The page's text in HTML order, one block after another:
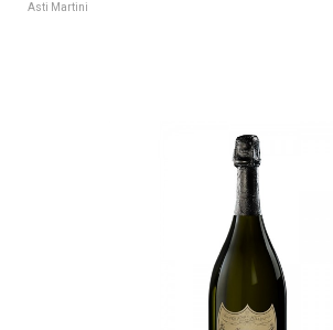
Asti Martini